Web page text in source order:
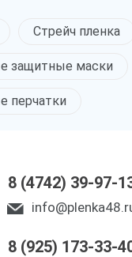
Стрейч пленка
защитные маски
перчатки
8 (4742) 39-97-
8 (925) 173-33-